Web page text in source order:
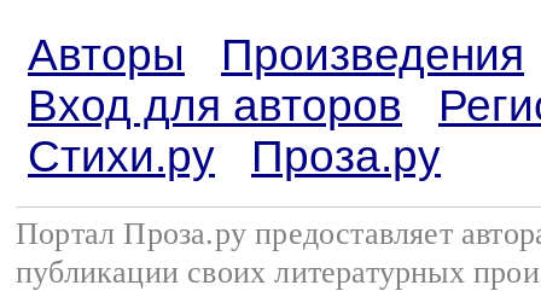
Авторы
Произведения
Вход для авторов
Стихи.ру
Проза.ру
Портал Проза.ру предоставляет
публикации своих литературных